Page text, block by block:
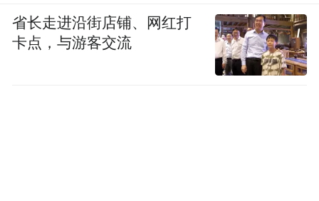
省长走进沿街店铺、网红打
卡点，与游客交流